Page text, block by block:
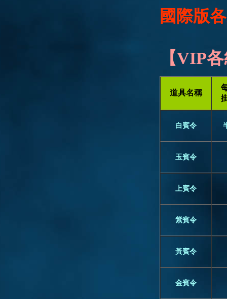
國際版
【VIP
道具名稱
白賓令
玉賓令
上賓令
紫賓令
黃賓令
金賓令